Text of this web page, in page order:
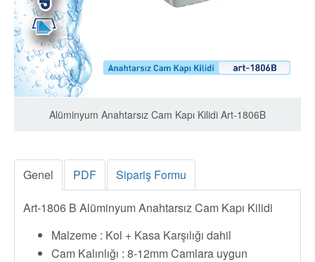
Alüminyum Anahtarsız Cam Kapı Kilidi Art-1806B
Genel PDF Sipariş Formu
Art-1806 B Alüminyum Anahtarsız Cam Kapı Kilidi
Malzeme : Kol + Kasa Karşılığı dahil
Cam Kalınlığı : 8-12mm Camlara uygun